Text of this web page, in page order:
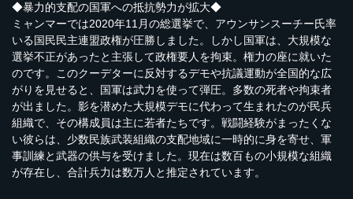
◆暴力的支配の国軍への抵抗勢力が拡大◆
ミャンマーでは2020年11月の総選挙で、アウンサンスーチー氏率
いる国民民主連盟政権が圧勝しました。しかし国軍は、大規模な
選挙不正があったと主張して政権要人を拘束。権力の座に就いた
のです。このクーデターに反対するデモや抗議運動が全国的な広
がりを見せると、国軍は武力を使って弾圧。多数の死者や拘束者
が出ました。影を潜めた大規模デモに代わって生まれたのが民兵
組織で、その構成員は主に若者たちです。戦闘経験がまったくな
い彼らは、少数民族武装組織の支配地域に一時的に身を寄せ、軍
事訓練と武器の供与を受けました。現在は数百もの小規模な組織
が存在し、合計兵力は数万人と推定されています。